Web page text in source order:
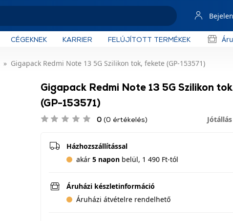
CÉGEKNEK KARRIER FELÚJÍTOTT TERMÉKEK
Gigapack Redmi Note 13 5G Szilikon tok, fekete (GP-153571)
Gigapack Redmi Note 13 5G Szilikon
(GP-153571)
0 (0 értékelés)
Házhozszállítással
akár 5 napon belül, 1 490 Ft-tól
Áruházi készletinformáció
Áruházi átvételre rendelhető